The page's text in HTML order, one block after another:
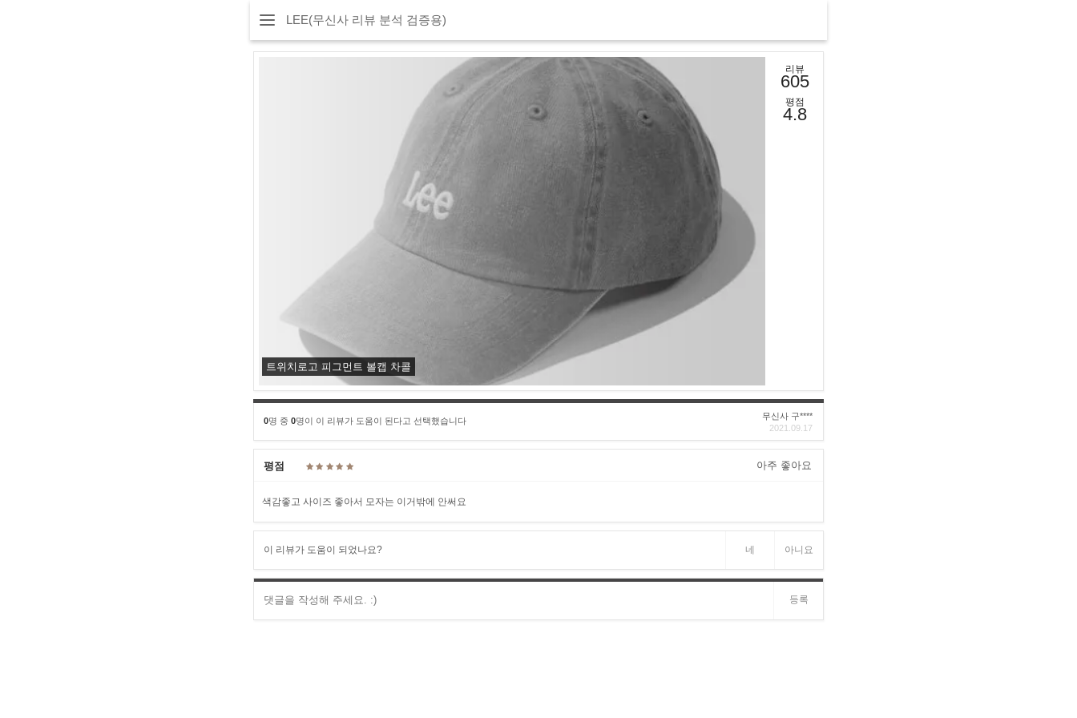
LEE(무신사 리뷰 분석 검증용)
트위치로고 피그먼트 볼캡 차콜
리뷰
605
평점
4.8
0명 중 0명이 이 리뷰가 도움이 된다고 선택했습니다
무신사 구****
2021.09.17
평점 아주 좋아요
색감좋고 사이즈 좋아서 모자는 이거밖에 안써요
이 리뷰가 도움이 되었나요? 네 아니요
등록